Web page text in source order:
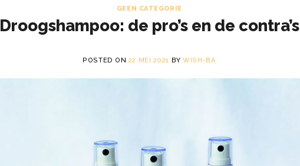
GEEN CATEGORIE
Droogshampoo: de pro’s en de contra’s
POSTED ON 22 MEI 2021 BYWISH-BA